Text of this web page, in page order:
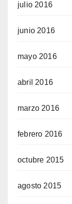
julio 2016
junio 2016
mayo 2016
abril 2016
marzo 2016
febrero 2016
octubre 2015
agosto 2015